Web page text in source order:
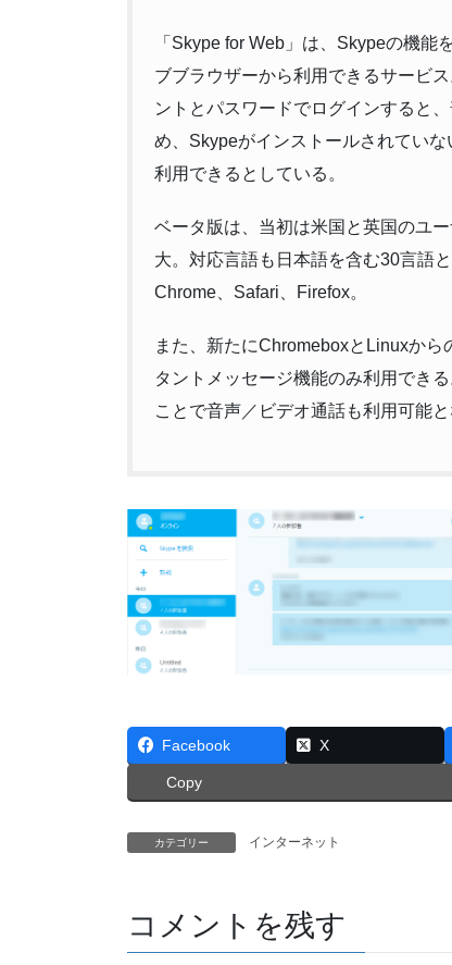
「Skype for Web」は、Skypeの機
ブブラウザーから利用できるサービ
ントとパスワードでログインすると
め、Skypeがインストールされてい
利用できるとしている。
ベータ版は、当初は米国と英国のユ
大。対応言語も日本語を含む30言語
Chrome、Safari、Firefox。
また、新たにChromeboxとLinuxか
タントメッセージ機能のみ利用でき
ことで音声／ビデオ通話も利用可能と
Facebook X
Copy
カテゴリー インターネット
コメントを残す